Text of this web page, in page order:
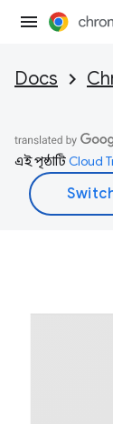
Docs
এই পৃষ্ঠাটিCloud